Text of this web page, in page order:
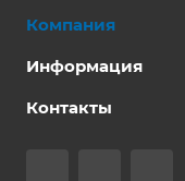
Компания
Информация
Контакты